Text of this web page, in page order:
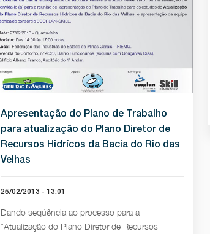
Apresentação do Plano de Trabalho
para atualização do Plano Diretor de
Recursos Hidrícos da Bacia do Rio das
Velhas
25/02/2013 - 13:01
Dando seqüência ao processo para a
“Atualização do Plano Diretor de Recursos